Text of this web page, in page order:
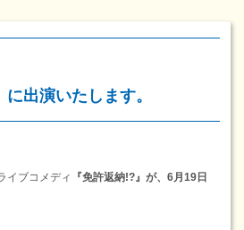
出演いたします。
イブコメディ
『免許返納!?』が、6月19日